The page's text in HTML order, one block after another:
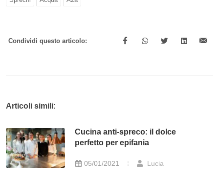
Condividi questo articolo:
Articoli simili:
Cucina anti-spreco: il dolce
perfetto per epifania
05/01/2021 Lucia